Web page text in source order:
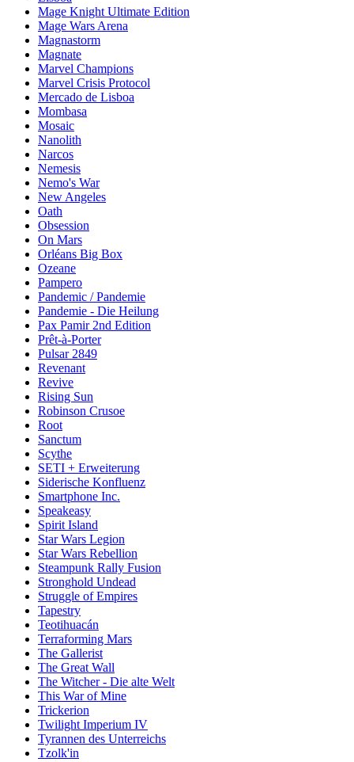
Mage Knight Ultimate Edition
Mage Wars Arena
Magnastorm
Magnate
Marvel Champions
Marvel Crisis Protocol
Mercado de Lisboa
Mombasa
Mosaic
Nanolith
Narcos
Nemesis
Nemo's War
New Angeles
Oath
Obsession
On Mars
Orléans Big Box
Ozeane
Pampero
Pandemic / Pandemie
Pandemie - Die Heilung
Pax Pamir 2nd Edition
Prêt-à-Porter
Pulsar 2849
Revenant
Revive
Rising Sun
Robinson Crusoe
Root
Sanctum
Scythe
SETI + Erweiterung
Siderische Konfluenz
Smartphone Inc.
Speakeasy
Spirit Island
Star Wars Legion
Star Wars Rebellion
Steampunk Rally Fusion
Stronghold Undead
Struggle of Empires
Tapestry
Teotihuacán
Terraforming Mars
The Gallerist
The Great Wall
The Witcher - Die alte Welt
This War of Mine
Trickerion
Twilight Imperium IV
Tyrannen des Unterreichs
Tzolk'in